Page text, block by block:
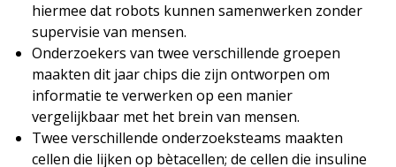
hiermee dat robots kunnen samenwerken zonder
supervisie van mensen.
Onderzoekers van twee verschillende groepen
maakten dit jaar chips die zijn ontworpen om
informatie te verwerken op een manier
vergelijkbaar met het brein van mensen.
Twee verschillende onderzoeksteams maakten
cellen die lijken op bètacellen; de cellen die insuline